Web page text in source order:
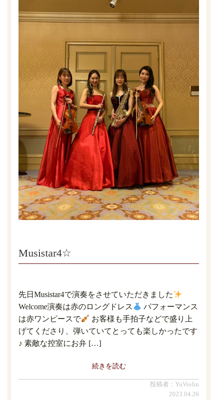
Musistar4☆
先日Musistar4で演奏をさせていただきました
Welcome演奏は赤のロングドレス
パフォーマンス
は赤ワンピースで
お客様も手拍子などで盛り上
げてくださり、弾いていてとっても楽しかったです
♪ 素敵な控室にお弁 […]
続きを読む
投稿者：YuViolin
2023.04.26